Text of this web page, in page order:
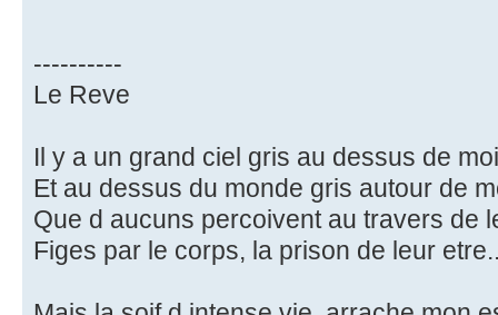
----------
Le Reve
Il y a un grand ciel gris au dessus de
Et au dessus du monde gris autour de
Que d aucuns percoivent au travers de
Figes par le corps, la prison de leur